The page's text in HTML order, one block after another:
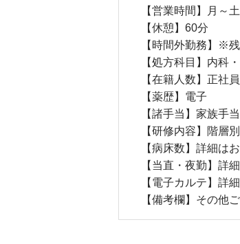
【営業時間】月～
【休憩】60分
【時間外勤務】※
【処方科目】内科
【在籍人数】正社
【薬歴】電子
【諸手当】家族手
【研修内容】階層
【病床数】詳細は
【当直・夜勤】詳
【電子カルテ】詳
【備考欄】その他